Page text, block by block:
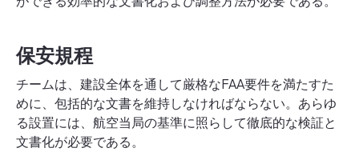
保安規程
チームは、建設全体を通して厳格なFAA要件を満たすた
めに、包括的な文書を維持しなければならない。あらゆ
る設置には、航空当局の基準に照らして徹底的な検証と
文書化が必要である。